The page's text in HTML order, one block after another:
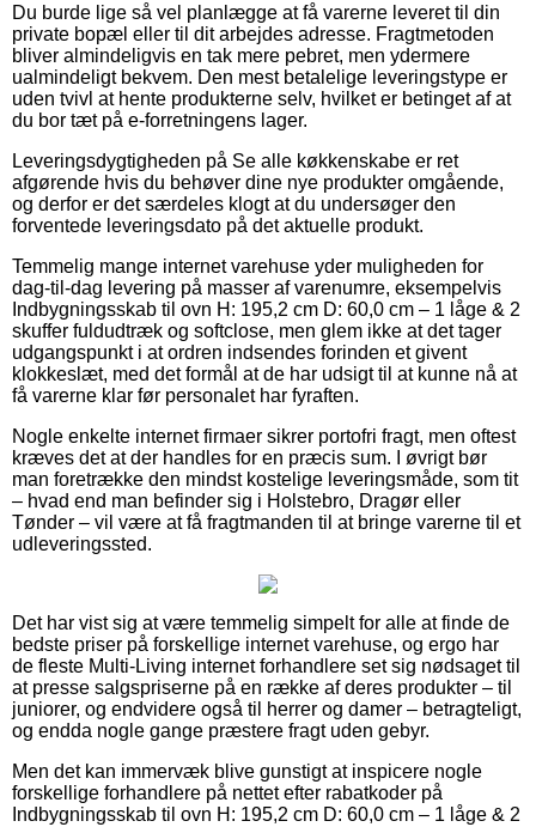
Du burde lige så vel planlægge at få varerne leveret til din
private bopæl eller til dit arbejdes adresse. Fragtmetoden
bliver almindeligvis en tak mere pebret, men ydermere
ualmindeligt bekvem. Den mest betalelige leveringstype er
uden tvivl at hente produkterne selv, hvilket er betinget af at
du bor tæt på e-forretningens lager.
Leveringsdygtigheden på Se alle køkkenskabe er ret
afgørende hvis du behøver dine nye produkter omgående,
og derfor er det særdeles klogt at du undersøger den
forventede leveringsdato på det aktuelle produkt.
Temmelig mange internet varehuse yder muligheden for
dag-til-dag levering på masser af varenumre, eksempelvis
Indbygningsskab til ovn H: 195,2 cm D: 60,0 cm – 1 låge & 2
skuffer fuldudtræk og softclose, men glem ikke at det tager
udgangspunkt i at ordren indsendes forinden et givent
klokkeslæt, med det formål at de har udsigt til at kunne nå at
få varerne klar før personalet har fyraften.
Nogle enkelte internet firmaer sikrer portofri fragt, men oftest
kræves det at der handles for en præcis sum. I øvrigt bør
man foretrække den mindst kostelige leveringsmåde, som tit
– hvad end man befinder sig i Holstebro, Dragør eller
Tønder – vil være at få fragtmanden til at bringe varerne til et
udleveringssted.
Det har vist sig at være temmelig simpelt for alle at finde de
bedste priser på forskellige internet varehuse, og ergo har
de fleste Multi-Living internet forhandlere set sig nødsaget til
at presse salgspriserne på en række af deres produkter – til
juniorer, og endvidere også til herrer og damer – betragteligt,
og endda nogle gange præstere fragt uden gebyr.
Men det kan immervæk blive gunstigt at inspicere nogle
forskellige forhandlere på nettet efter rabatkoder på
Indbygningsskab til ovn H: 195,2 cm D: 60,0 cm – 1 låge & 2